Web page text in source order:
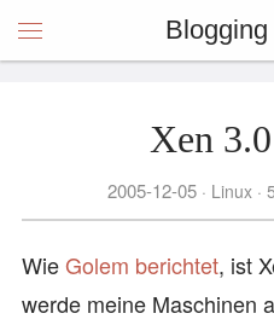
Xen
2005-12-05 Linux
WieGolem berichtet, ist
werde meine Maschinen